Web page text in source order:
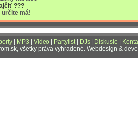
???
určite má!
MP3 Video Partylist| DJs Diskusie
všetky práva vyhradené. Webdesign &